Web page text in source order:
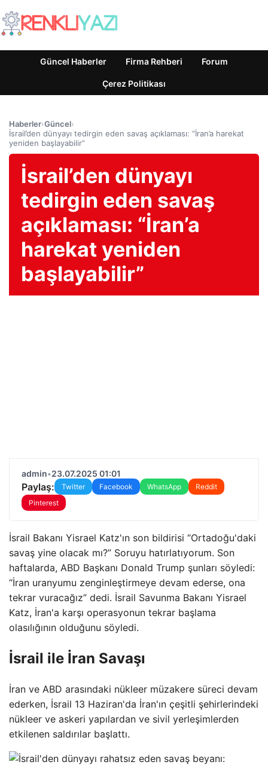
Güncel Haberler Firma Rehberi Forum
Çerez Politikası
Haberler›Güncel›
İsrail’den dünyayı tedirgin eden savaş açıklaması: “İran’a harekat
yeniden başlayabilir”
İsrail’den dünyayı
tedirgin eden savaş
açıklaması: “İran’a
harekat yeniden
başlayabilir”
admin•23.07.2025 01:01
Paylaş: Twitter Facebook WhatsApp
Reddit
Pinterest
İsrail Bakanı Yisrael Katz'ın son bildirisi “Ortadoğu'daki
savaş yine olacak mı?” Soruyu hatırlatıyorum. Son
haftalarda, ABD Başkanı Donald Trump şunları söyledi:
“İran uranyumu zenginleştirmeye devam ederse, ona
tekrar vuracağız” dedi. İsrail Savunma Bakanı Yisrael
Katz, İran'a karşı operasyonun tekrar başlama
olasılığının olduğunu söyledi.
İsrail ile İran Savaşı
İran ve ABD arasındaki nükleer müzakere süreci devam
ederken, İsrail 13 Haziran'da İran'ın çeşitli şehirlerindeki
nükleer ve askeri yapılardan ve sivil yerleşimlerden
etkilenen saldırılar başlattı.